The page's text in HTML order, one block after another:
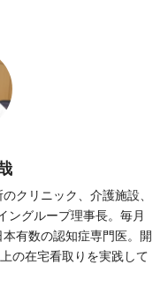
クリニック、介護施設、
ングループ理事長。毎月
有数の認知症専門医。開
の在宅看取りを実践して